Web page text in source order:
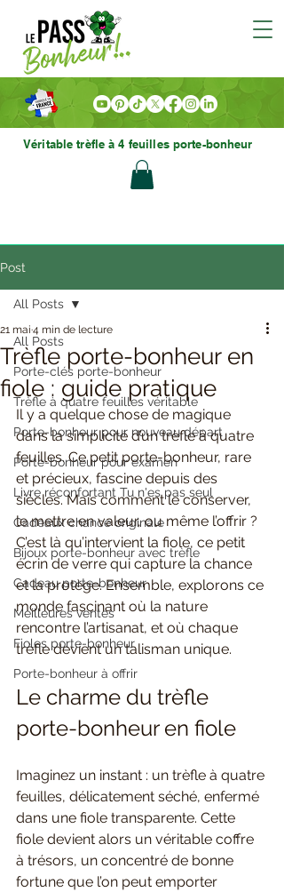
Véritable trèfle à 4 feuilles porte-bonheur
Post
All Posts
Porte-clés porte-bonheur
Trèfle à quatre feuilles véritable
Porte-bonheur pour nouveau départ
Porte-bonheur pour examen
Livre réconfortant Tu n'es pas seul
Cadeaux chance originale
Bijoux porte-bonheur avec trèfle
Cadeau porte-bonheur
Meilleures ventes
Fioles porte-bonheur
Porte-bonheur à offrir
All Posts
Trèfle porte-bonheur en
fiole : guide pratique
21 mai 4 min de lecture
Il y a quelque chose de magique
dans la simplicité d’un trèfle à quatre
feuilles. Ce petit porte-bonheur, rare
et précieux, fascine depuis des
siècles. Mais comment le conserver,
le mettre en valeur, ou même l’offrir ?
C’est là qu’intervient la fiole, ce petit
écrin de verre qui capture la chance
et la protège. Ensemble, explorons ce
monde fascinant où la nature
rencontre l’artisanat, et où chaque
trèfle devient un talisman unique.
Le charme du trèfle
porte-bonheur en fiole
Imaginez un instant : un trèfle à quatre
feuilles, délicatement séché, enfermé
dans une fiole transparente. Cette
fiole devient alors un véritable coffre
à trésors, un concentré de bonne
fortune que l’on peut emporter